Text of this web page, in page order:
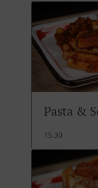
Pasta &
15.30